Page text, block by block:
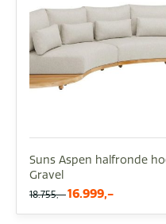
Suns Aspen halfronde
Gravel
18.755,- 16.999,-